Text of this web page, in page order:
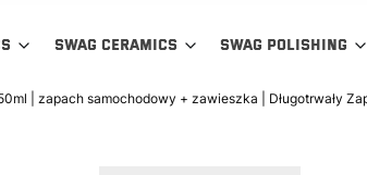
SWAG CERAMICS SWAG POLISHING
| zapach samochodowy + zawieszka | Długotrwały